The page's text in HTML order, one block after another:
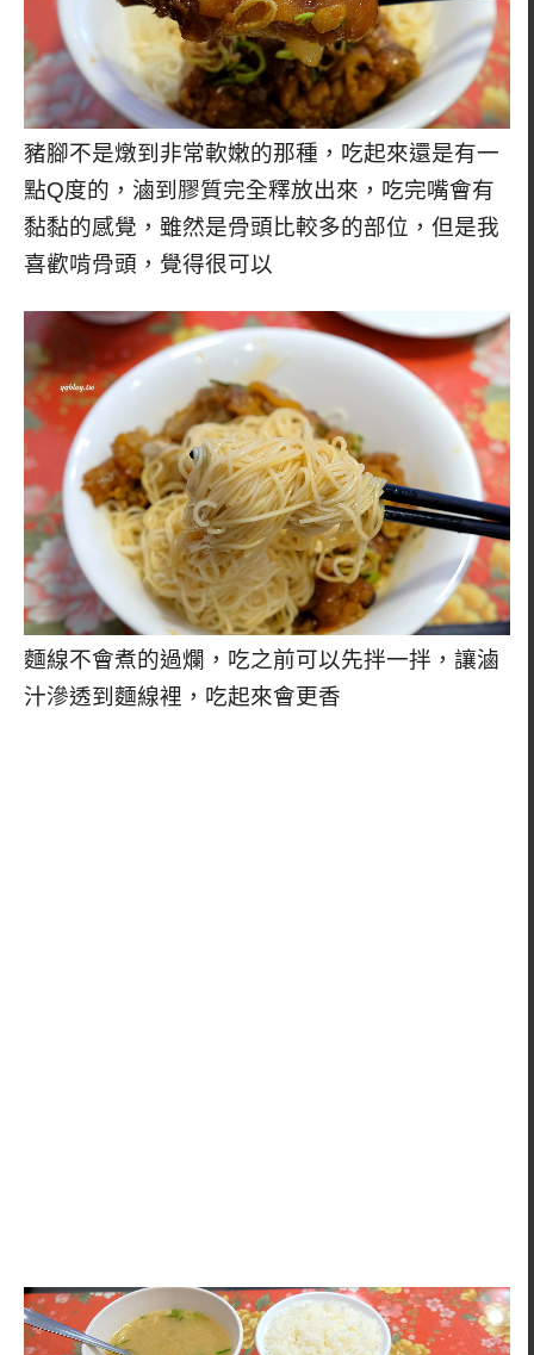
豬腳不是燉到非常軟嫩的那種，吃起來還是有一
點Q度的，滷到膠質完全釋放出來，吃完嘴會有
黏黏的感覺，雖然是骨頭比較多的部位，但是我
喜歡啃骨頭，覺得很可以
麵線不會煮的過爛，吃之前可以先拌一拌，讓滷
汁滲透到麵線裡，吃起來會更香